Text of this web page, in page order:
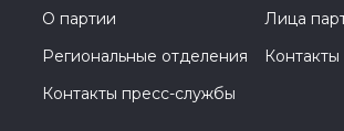
О партии
Лица
Региональные отделения
Контакты пресс-службы